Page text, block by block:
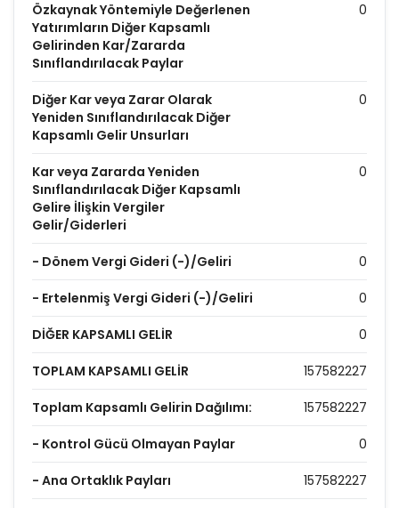
Özkaynak Yöntemiyle Değerlenen
Yatırımların Diğer Kapsamlı
Gelirinden Kar/Zararda
Sınıflandırılacak Paylar
0
Diğer Kar veya Zarar Olarak
Yeniden Sınıflandırılacak Diğer
Kapsamlı Gelir Unsurları
0
Kar veya Zararda Yeniden
Sınıflandırılacak Diğer Kapsamlı
Gelire İlişkin Vergiler
Gelir/Giderleri
0
- Dönem Vergi Gideri (-)/Geliri 0
- Ertelenmiş Vergi Gideri (-)/Geliri 0
DİĞER KAPSAMLI GELİR 0
TOPLAM KAPSAMLI GELİR 157582227
Toplam Kapsamlı Gelirin Dağılımı: 157582227
- Kontrol Gücü Olmayan Paylar 0
- Ana Ortaklık Payları 157582227